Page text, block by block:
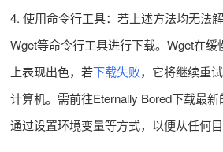
4. 使用命令行工具：若上述方法均无法
Wget等命令行工具进行下载。Wget在
上表现出色，若下载失败，它将继续重
计算机。需前往Eternally Bored下载最
通过设置环境变量等方式，以便从任何